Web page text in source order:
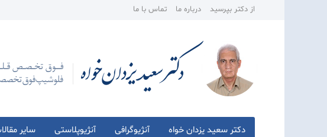
از دکتر بپرسید درباره ما تماس با ما
دکتر سعید یزدان خواه آنژیوگرافی آنژیوپلاستی سایر